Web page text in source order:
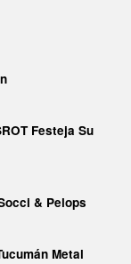
Festeja Su
& Pelops
Metal